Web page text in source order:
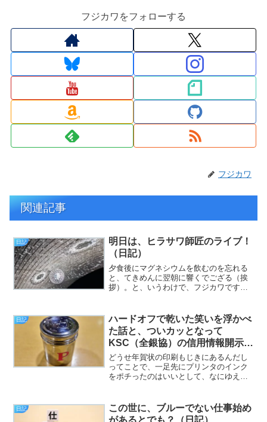
フジカワをフォローする
フジカワ
関連記事
日記
明日は、ヒラサワ師匠のライブ！
（日記）
夕食後にマグネシウムを飲むのを忘れる
と、てきめんに翌朝に響くでござる（挨
拶）。と、いうわけで、フジカワです。X
気なのね……とか、しょっぱい思いにな
る火曜日、皆様い...
日記
ハードオフで乾いた笑いを浮かべ
た話と、ついカッとなって
KSC（全銀協）の信用情報開示手
続きをした話。後は村上春樹とプ
リン。（日記）
どうせ年賀状の印刷もじきにあるんだし
ってことで、一足先にプリンタのインク
をポチったのはいいとして、なにゆえか
拶）。と、言うわけでフジカワです。
（LINEやWhatsApp等...
日記
この世に、ブルーでない仕事始め
があるとでも？（日記）